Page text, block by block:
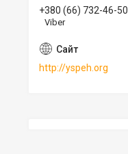
+380 (66) 732-46-50
Viber
http://yspeh.org